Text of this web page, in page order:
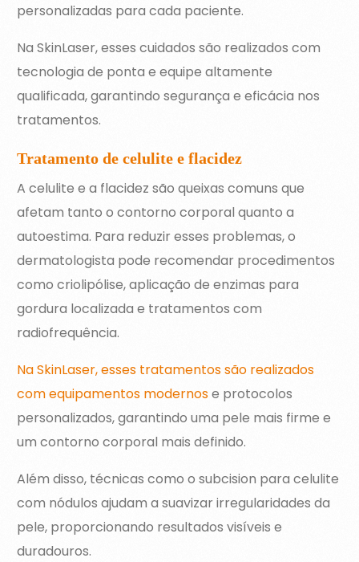
personalizadas para cada paciente.
Na SkinLaser, esses cuidados são realizados com
tecnologia de ponta e equipe altamente
qualificada, garantindo segurança e eficácia nos
tratamentos.
Tratamento de celulite e flacidez
A celulite e a flacidez são queixas comuns que
afetam tanto o contorno corporal quanto a
autoestima. Para reduzir esses problemas, o
dermatologista pode recomendar procedimentos
como criolipólise, aplicação de enzimas para
gordura localizada e tratamentos com
radiofrequência.
Na SkinLaser, esses tratamentos são realizados
com equipamentos modernose protocolos
personalizados, garantindo uma pele mais firme e
um contorno corporal mais definido.
Além disso, técnicas como o subcision para celulite
com nódulos ajudam a suavizar irregularidades da
pele, proporcionando resultados visíveis e
duradouros.